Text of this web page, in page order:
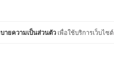
ายความเป็นส่วนตัว เพื่อใช้บริการเว็บไซต์